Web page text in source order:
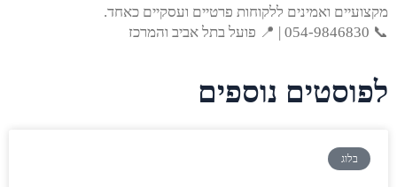
מקצועיים ואמינים ללקוחות פרטיים ועסקיים כאחד.
📞 054-9846830 | 📍 פועל בתל אביב והמרכז
לפוסטים נוספים
בלוג